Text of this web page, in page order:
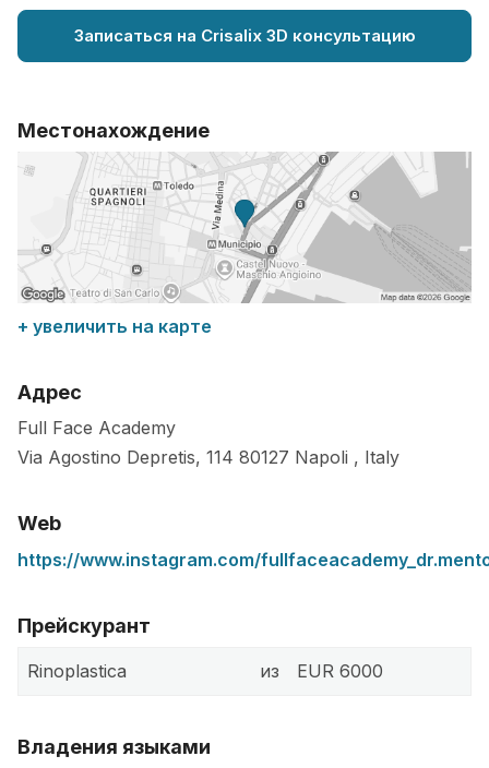
Записаться на Crisalix 3D консультацию
Местонахождение
+ увеличить на карте
Адрес
Full Face Academy
Via Agostino Depretis, 114 80127 Napoli , Italy
Web
https://www.instagram.com/
Прейскурант
Rinoplastica из EUR 6000
Владения языками